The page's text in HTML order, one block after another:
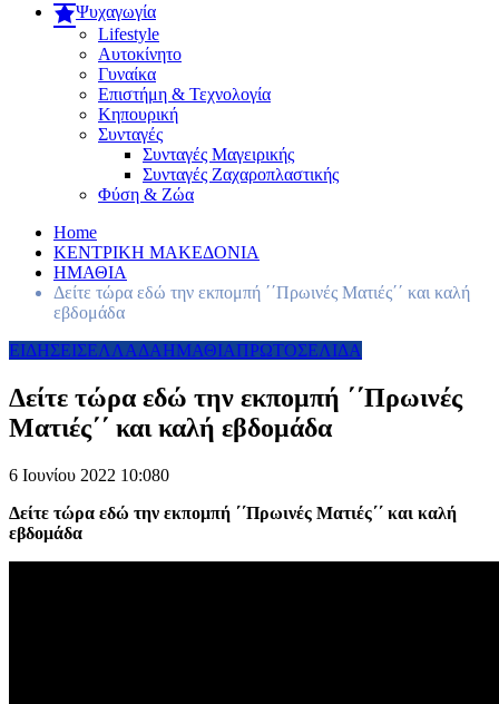
Ψυχαγωγία
Lifestyle
Αυτοκίνητο
Γυναίκα
Επιστήμη & Τεχνολογία
Κηπουρική
Συνταγές
Συνταγές Μαγειρικής
Συνταγές Ζαχαροπλαστικής
Φύση & Ζώα
Home
ΚΕΝΤΡΙΚΗ ΜΑΚΕΔΟΝΙΑ
ΗΜΑΘΙΑ
Δείτε τώρα εδώ την εκπομπή ΄΄Πρωινές Ματιές΄΄ και καλή
εβδομάδα
ΕΙΔΗΣΕΙΣΕΛΛΑΔΑΗΜΑΘΙΑΠΡΩΤΟΣΕΛΙΔΑ
Δείτε τώρα εδώ την εκπομπή ΄΄Πρωινές
Ματιές΄΄ και καλή εβδομάδα
6 Ιουνίου 2022 10:080
Δείτε τώρα εδώ την εκπομπή ΄΄Πρωινές Ματιές΄΄ και καλή
εβδομάδα